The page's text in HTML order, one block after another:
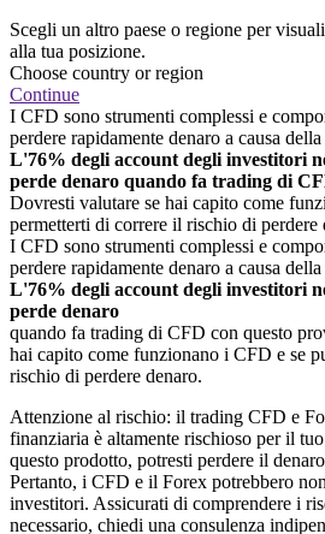
Scegli un altro paese o regione per
alla tua posizione.
Choose country or region
Continue
I CFD sono strumenti complessi e
perdere rapidamente denaro a causa
L'76% degli account degli investitori
perde denaro quando fa trading di
Dovresti valutare se hai capito come
permetterti di correre il rischio di perdere
I CFD sono strumenti complessi e
perdere rapidamente denaro a causa
L'76% degli account degli investitori
perde denaro
quando fa trading di CFD con questo
hai capito come funzionano i CFD e se
rischio di perdere denaro.
Attenzione al rischio: il trading CFD e
finanziaria è altamente rischioso per il
questo prodotto, potresti perdere il
Pertanto, i CFD e il Forex potrebbero
investitori. Assicurati di comprendere i
necessario, chiedi una consulenza